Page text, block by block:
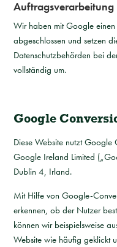
Auftragsverarbeitung
Wir haben mit Google
abgeschlossen und setzen
Datenschutzbehörden bei
vollständig um.
Google
Diese Website nutzt Google
Google Ireland Limited
Dublin 4, Irland.
Mit Hilfe von Google-
erkennen, ob der Nutzer
können wir beispielsweise
Website wie häufig geklickt